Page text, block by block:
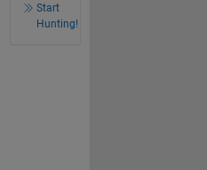
Start
Hunting!